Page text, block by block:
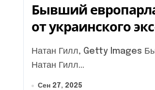
Бывший
от украинского
Натан Гилл, Getty Images Бывший депутат Европарламента и лидер Reform UK в Уэльсе
Натан Гилл...
Сен 27, 2025